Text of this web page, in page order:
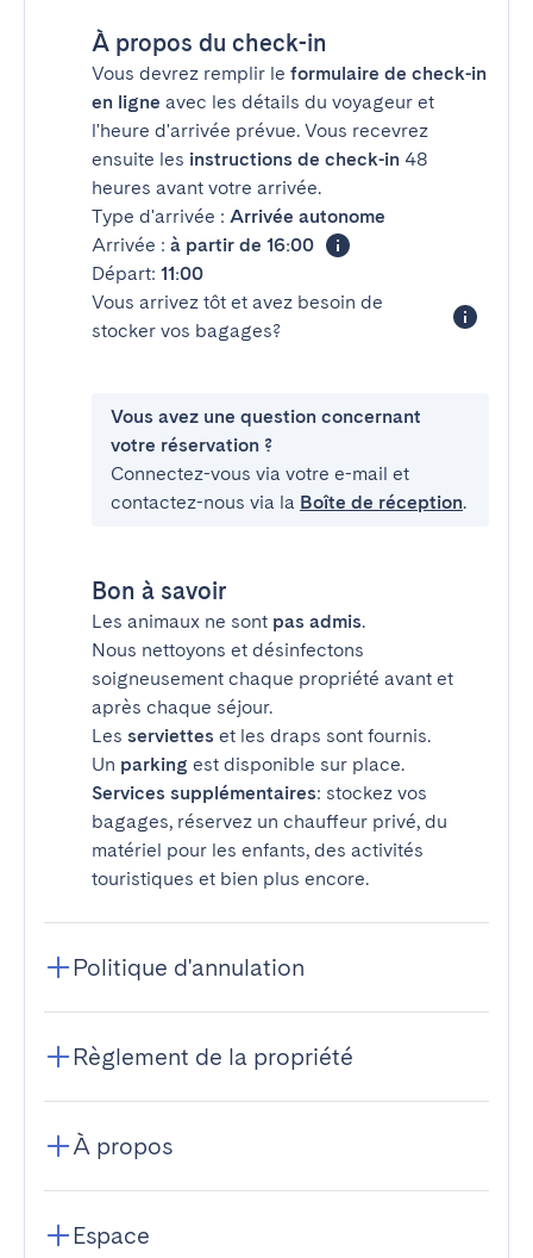
À propos du check-in
Vous devrez remplir le formulaire de check-in
en ligne avec les détails du voyageur et
l'heure d'arrivée prévue. Vous recevrez
ensuite les instructions de check-in 48
heures avant votre arrivée.
Type d'arrivée : Arrivée autonome
Arrivée : à partir de 16:00
Départ: 11:00
Vous arrivez tôt et avez besoin de
stocker vos bagages?
Vous avez une question concernant
votre réservation ?
Connectez-vous via votre e-mail et
contactez-nous via la Boîte de réception.
Bon à savoir
Les animaux ne sont pas admis.
Nous nettoyons et désinfectons
soigneusement chaque propriété avant et
après chaque séjour.
Les serviettes et les draps sont fournis.
Un parking est disponible sur place.
Services supplémentaires: stockez vos
bagages, réservez un chauffeur privé, du
matériel pour les enfants, des activités
touristiques et bien plus encore.
Politique d'annulation
Règlement de la propriété
À propos
Espace